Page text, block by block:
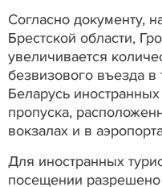
Согласно документу,
Брестской области,
увеличивается
безвизового въезда в
Беларусь
пропуска,
вокзалах и в
Для иностранных
посещении